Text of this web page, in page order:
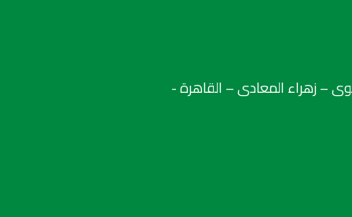
– زهراء المعادى – القاهرة -